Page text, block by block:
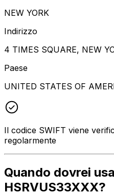
NEW YORK
Indirizzo
4 TIMES SQUARE, NEW
Paese
UNITED STATES OF
Il codice SWIFT viene
regolarmente
Quando dovrei
HSRVUS33XXX?